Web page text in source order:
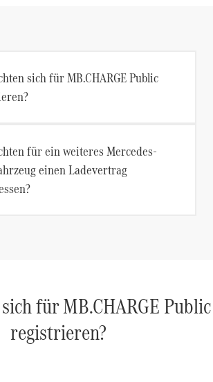
sich für MB.CHARGE Public
für ein weiteres Mercedes-
einen Ladevertrag
für MB.CHARGE Public
registrieren?